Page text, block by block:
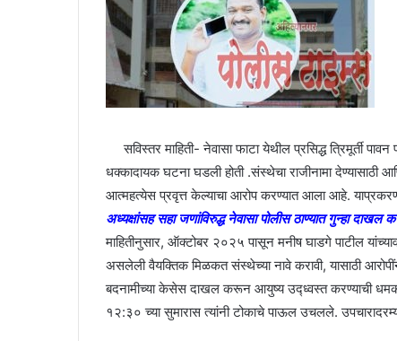
सविस्तर माहिती- नेवासा फाटा येथील प्रसिद्ध त्रिमूर्ती
धक्कादायक घटना घडली होती .संस्थेचा राजीनामा देण्यासाठी
आत्महत्येस प्रवृत्त केल्याचा आरोप करण्यात आला आहे. याप्रकरणी
अध्यक्षांसह सहा जणांविरुद्ध नेवासा पोलीस ठाण्यात गुन्हा
माहितीनुसार, ऑक्टोबर २०२५ पासून मनीष घाडगे पाटील
असलेली वैयक्तिक मिळकत संस्थेच्या नावे करावी, यासाठी
बदनामीच्या केसेस दाखल करून आयुष्य उद्ध्वस्त करण्याची
१२:३० च्या सुमारास त्यांनी टोकाचे पाऊल उचलले.